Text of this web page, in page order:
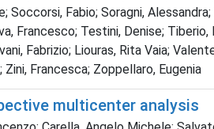
Soccorsi, Fabio; Soragni,
Francesco; Testini, Denise;
Fabrizio; Liouras, Rita Vaia;
Francesca; Zoppellaro, Eugenia
multicenter analysis